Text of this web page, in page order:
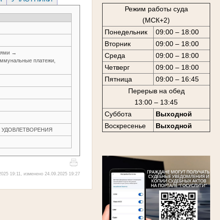
Режим работы суда
(МСК+2)
Понедельник
09:00 – 18:00
Вторник
09:00 – 18:00
Среда
09:00 – 18:00
Четверг
09:00 – 18:00
Пятница
09:00 – 16:45
Перерыв на обед
13:00 – 13:45
Суббота
Выходной
Воскресенье
Выходной
→
платежи,
УДОВЛЕТВОРЕНИЯ
19:11, изменено 24.09.2025 19:27